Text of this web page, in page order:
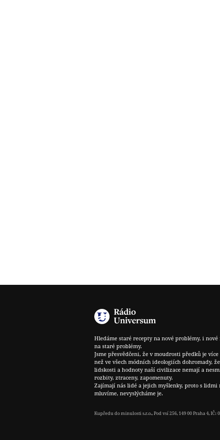
Hledáme staré recepty na nové problémy, i nové
na staré problémy.
Jsme přesvědčeni, že v moudrosti předků je
než ve všech módních ideologiích dohromady,
lidskosti a hodnoty naší civilizace nemají a
rozbity, ztraceny, zapomenuty.
Zajímají nás lidé a jejich myšlenky, proto s lidmi
mluvíme, nevyslýcháme je.
Kupředu do minulosti s.r.o., Pod vsí 256, 149 00 Praha 4, IČ: